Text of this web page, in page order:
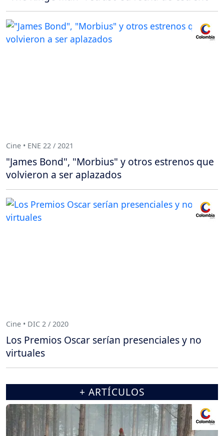
Cine • ENE 22 / 2021
"James Bond", "Morbius" y otros estrenos que
volvieron a ser aplazados
Cine • DIC 2 / 2020
Los Premios Oscar serían presenciales y no
virtuales
+ ARTÍCULOS